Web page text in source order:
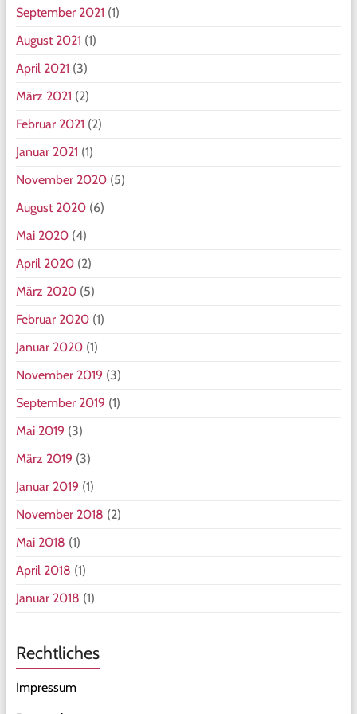
September 2021 (1)
August 2021 (1)
April 2021 (3)
März 2021 (2)
Februar 2021 (2)
Januar 2021 (1)
November 2020(5)
August 2020(6)
Mai 2020(4)
April 2020(2)
März 2020(5)
Februar 2020(1)
Januar 2020(1)
November 2019 (3)
September 2019 (1)
Mai 2019 (3)
März 2019 (3)
Januar 2019 (1)
November 2018 (2)
Mai 2018 (1)
April 2018 (1)
Januar 2018 (1)
Rechtliches
Impressum